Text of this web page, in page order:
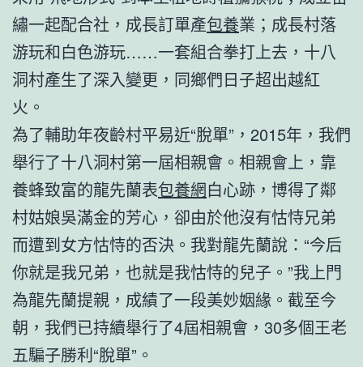
繡一起配合社，成長訂單產包養業；成長村落
游玩和白色游玩……一套組合拳打上去，十八
洞村產生了深入變更，同鄉們日子超出越紅
火。
為了輔助年夜齡村平易近“脫單”，2015年，我們
舉行了十八洞村第一屆相親會。相親會上，靠
養蜂致富的龍先蘭表包養網白心跡，博得了鄰
村姑娘吳滿金的芳心，卻由於他沒有怙恃兄弟
而遭到女方怙恃的否決。我對龍先蘭說：“今后
你就是我兄弟，也就是我怙恃的兒子。”我上門
為龍先蘭提親，成績了一段美妙姻緣。截至今
朝，我們已持續舉行了4屆相親會，30多個王老
五騙子勝利“脫單”。